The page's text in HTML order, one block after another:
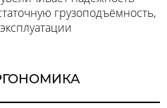
грузоподъёмность,